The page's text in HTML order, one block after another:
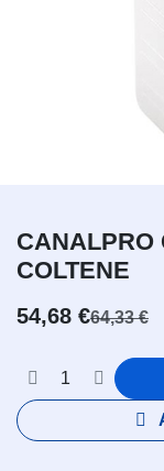
CANALPRO
COLTENE
54,68 €64,33€